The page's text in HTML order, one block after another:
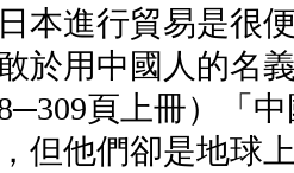
本進行貿易是很
於用中國人的名
頁上冊）「
但他們卻是地球